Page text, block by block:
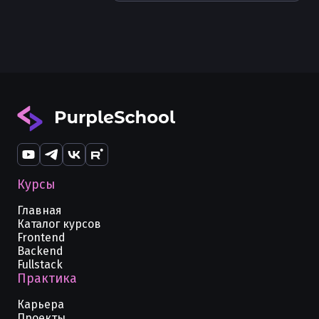
Каналы (channels) в Golang
Курсы
Главная
Каталог курсов
Frontend
Backend
Fullstack
Практика
Карьера